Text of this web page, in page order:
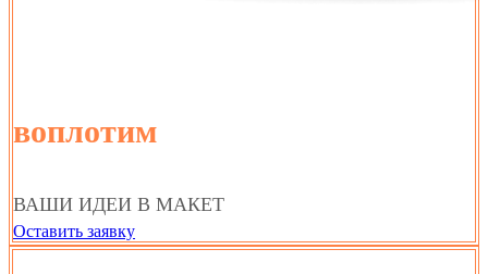
воплотим
ВАШИ ИДЕИ В МАКЕТ
Оставить заявку